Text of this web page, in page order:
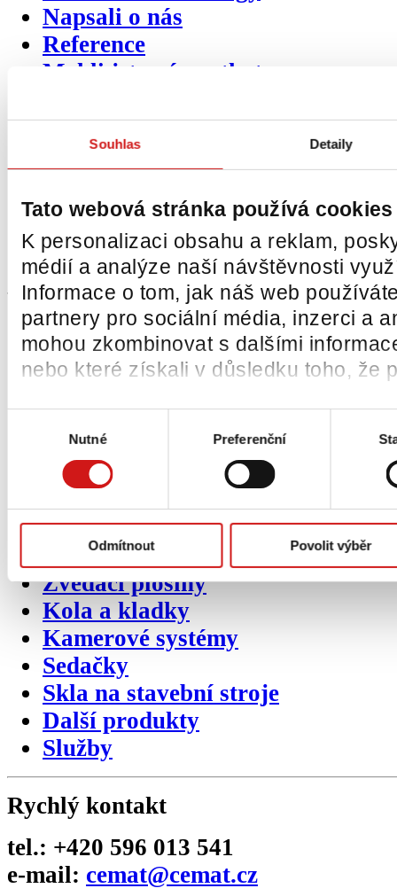
Souhlas Detaily
Tato webová stránka používá cookies
K personalizaci obsahu a reklam,
médií a analýze naší návštěvnosti
Informace o tom, jak náš web
partnery pro sociální média, inzerci a
mohou zkombinovat s dalšími
nebo které získali v důsledku toho, že
Nutné Preferenční
Odmítnout Povolit výběr
Napsali o nás
Reference
Mohli jste nás potkat
Certifikáty
Obchodní podmínky
Projekty EU
Ochrana osobních údajů
Zpětný odběr odpadních
Sekundárníkategorieproduktů
Pneumatiky
Pásy
BOZP prvky
Přídavná zařízení
Nosné vidlice
Vážicí systémy
Zvedací plošiny
Kola a kladky
Kamerové systémy
Sedačky
Skla na stavební stroje
Další produkty
Služby
Rychlý kontakt
tel.: +420 596 013 541
e-mail: cemat@cemat.cz